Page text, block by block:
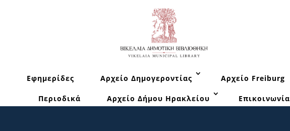
Εφημερίδες Αρχείο Δημογεροντίας Αρχείο Freiburg
Περιοδικά Αρχείο Δήμου Ηρακλείου Επικοινωνία